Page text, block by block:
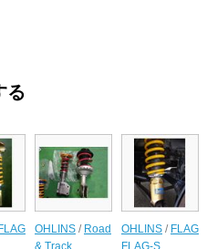
る
OHLINS / Road
& Track
OHLINS / FLAG
FLAG-S